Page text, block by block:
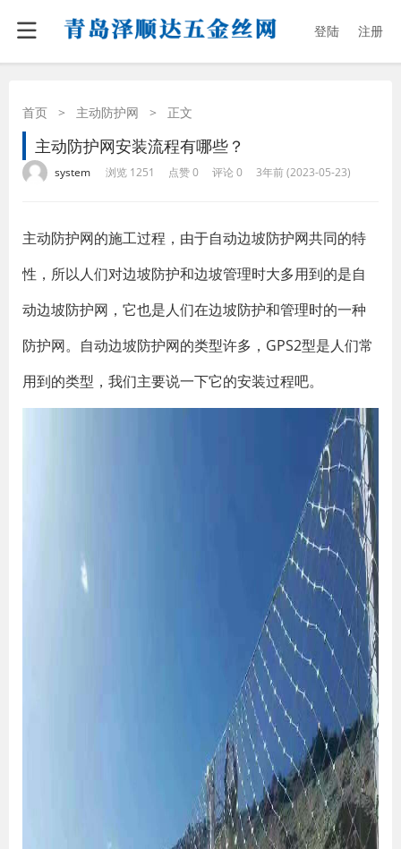
登陆 注册
首页 > 主动防护网 > 正文
主动防护网安装流程有哪些？
system 浏览 1251 点赞 0 评论 0 3年前 (2023-05-23)
主动防护网的施工过程，由于自动边坡防护网共同的特
性，所以人们对边坡防护和边坡管理时大多用到的是自
动边坡防护网，它也是人们在边坡防护和管理时的一种
防护网。自动边坡防护网的类型许多，GPS2型是人们常
用到的类型，我们主要说一下它的安装过程吧。